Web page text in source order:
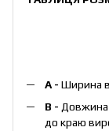
А - Ширина
B - Довжина
до краю